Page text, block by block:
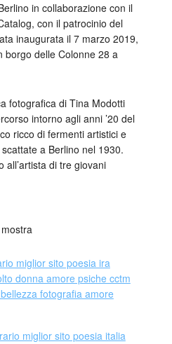
in collaborazione con il
con il patrocinio del
inaugurata il 7 marzo 2019,
borgo delle Colonne 28 a
fotografica di Tina Modotti
intorno agli anni ’20 del
ricco di fermenti artistici e
a Berlino nel 1930.
all’artista di tre giovani